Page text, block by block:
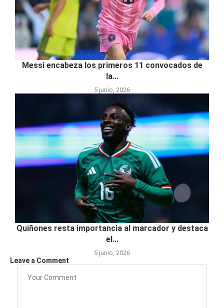
Messi encabeza los primeros 11 convocados de
la...
5 junio, 2026
Quiñones resta importancia al marcador y destaca
el...
5 junio, 2026
Leave a Comment